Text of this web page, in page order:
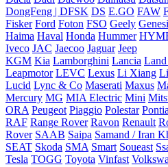
DongFeng | DFSK DS E.GO FAW
Fisker Ford Foton FSO Geely
Haima Haval Honda Hummer
Iveco JAC Jaecoo Jaguar Jeep
KGM Kia Lamborghini Lancia
Leapmotor LEVC Lexus Li Xiang
Lucid Lync & Co Maserati Maxus
Mercury MG MIA Electric Mini
ORA Peugeot Piaggio Polestar
RAF Range Rover Ravon Renault
Rover SAAB Saipa Samand / Iran
SEAT Skoda SMA Smart Soueast
Tesla TOGG Toyota Vinfast